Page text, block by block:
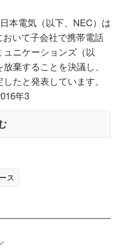
本電気（以下、NEC）は
いて子会社で携帯電話
ニケーションズ（以
棄することを決議し、
たと発表しています。
年3
ス